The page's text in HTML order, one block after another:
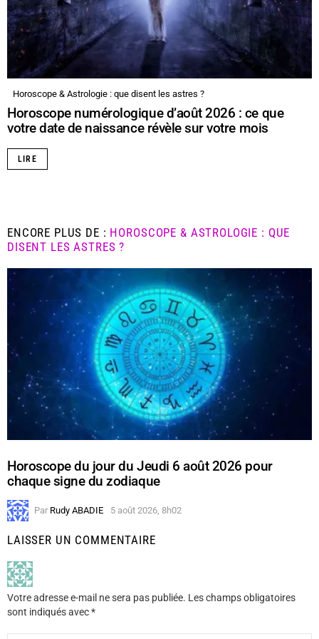
Horoscope & Astrologie : que disent les astres ?
Horoscope numérologique d’août 2026 : ce que
votre date de naissance révèle sur votre mois
LIRE
ENCORE PLUS DE : HOROSCOPE & ASTROLOGIE : QUE
DISENT LES ASTRES ?
Horoscope du jour du Jeudi 6 août 2026 pour
chaque signe du zodiaque
Par Rudy ABADIE 5 août 2026, 8h02
LAISSER UN COMMENTAIRE
Votre adresse e-mail ne sera pas publiée. Les champs obligatoires
sont indiqués avec*